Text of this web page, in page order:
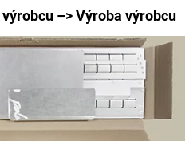
–> Výroba výrobcu